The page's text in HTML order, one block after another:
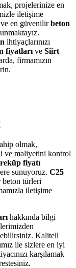
projelerinize en
iletişime
ve en güvenilirbeton
ihtiyaçlarınızı
fiyatları ve Siirt
firmamızın
olmak,
ve maliyetini kontrol
fiyatı
sunuyoruz. C25
beton türleri
iletişime
hakkında bilgi
Kaliteli
ile sizlere en iyi
karşılamak